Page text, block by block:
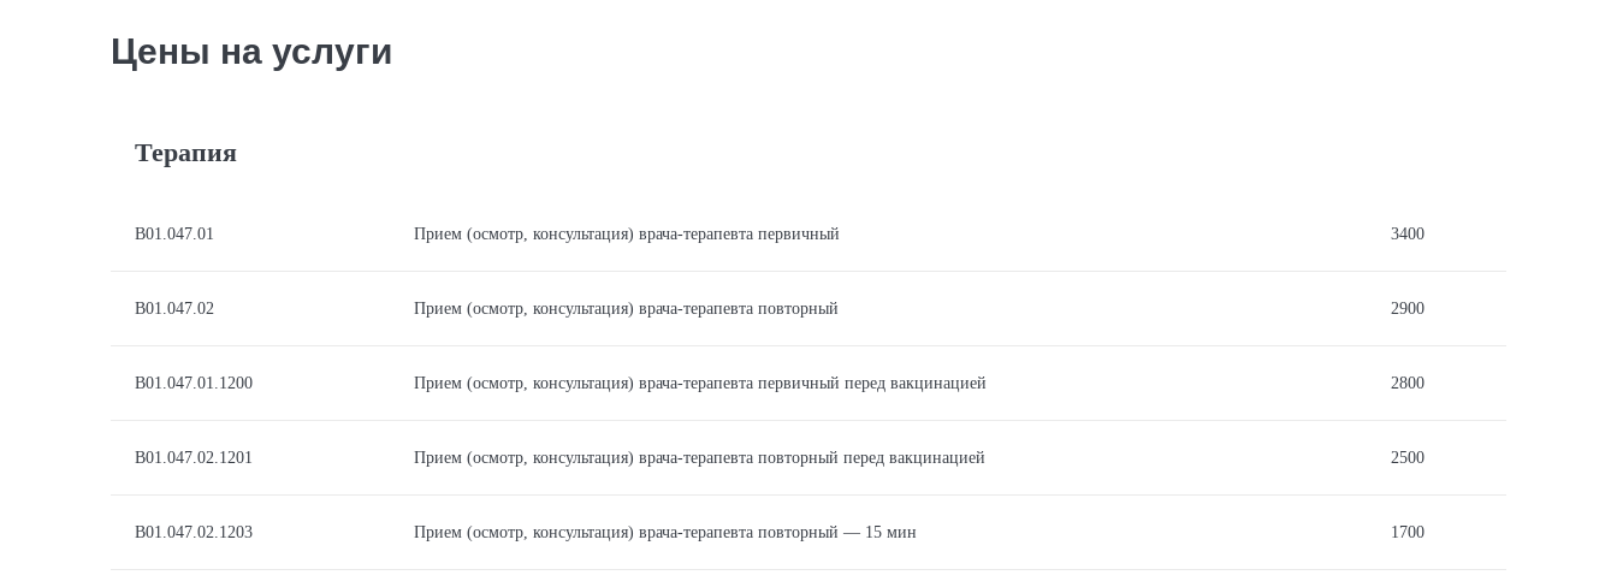
Цены на услуги
Терапия
В01.047.01 Прием (осмотр, консультация) врача-терапевта первичный 3400
В01.047.02 Прием (осмотр, консультация) врача-терапевта повторный 2900
В01.047.01.1200 Прием (осмотр, консультация) врача-терапевта первичный перед вакцинацией 2800
В01.047.02.1201 Прием (осмотр, консультация) врача-терапевта повторный перед вакцинацией 2500
В01.047.02.1203 Прием (осмотр, консультация) врача-терапевта повторный — 15 мин 1700